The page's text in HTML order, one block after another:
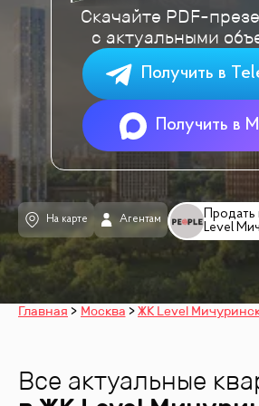
Продать
Level
На карте Агентам
Скачайте PDF-
с актуальными
Получить в
Получить в
Главная Москва ЖК Level
Все актуальные